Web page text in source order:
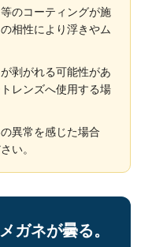
のコーティングが施
相性により浮きやム
剥がれる可能性があ
レンズへ使用する場
異常を感じた場合
い。
ガネが曇る。